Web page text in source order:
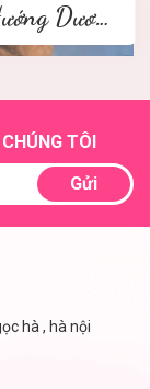
Hoa Hướng Dương
TÔI
Gửi
hà , hà nội